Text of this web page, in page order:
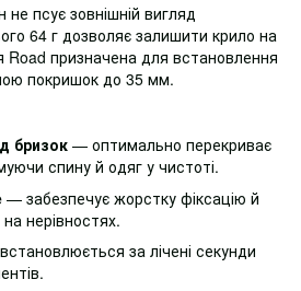
не псує зовнішній вигляд
64 г дозволяє залишити крило на
Road призначена для встановлення
покришок до 35 мм.
бризок — оптимально перекриває
спину й одяг у чистоті.
— забезпечує жорстку фіксацію й
на нерівностях.
за лічені секунди